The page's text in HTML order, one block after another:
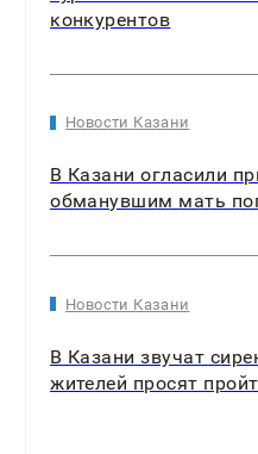
конкурентов
Новости Казани
В Казани огласили
обманувшим мать
Новости Казани
В Казани звучат
жителей просят